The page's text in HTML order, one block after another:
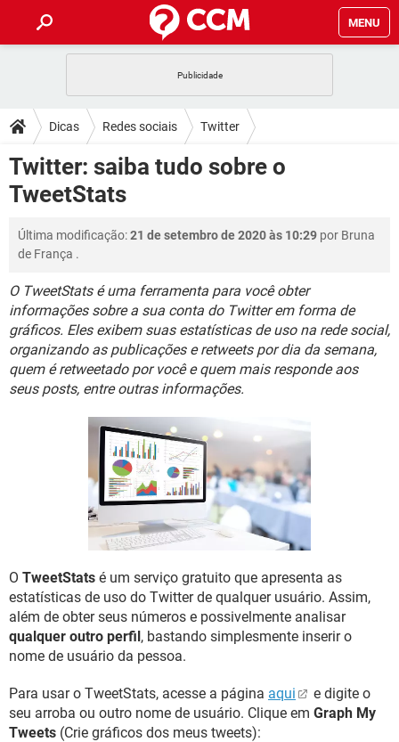
MENU
CELULAR FACEBOOK
OUTLOOK EXCEL
INSTAGRAM
DICAS
JOGOS WHATSAPP
CELULAR FACEBOOK
INSTAGRAM GMAIL
DOWNLOADS
JOGOS
OUTLOOK
INSTAGRAM
GUIA DE COMPRAS
FÓRUM
JOGOS WHATSAPP
OUTLOOK EXCEL
INSTAGRAM GMAIL
GUIA DE COMPRAS
GLOSSÁRIO
JOGOS
CELULAR FACEBOOK
OUTLOOK EXCEL
INSTAGRAM GMAIL
Dicas Redes sociais Twitter
Twitter: saiba tudo sobre o
TweetStats
Última modificação:21 de setembro de 2020 às 10:29 por Bruna
de França .
O TweetStats é uma ferramenta para você obter
informações sobre a sua conta do Twitter em forma de
gráficos. Eles exibem suas estatísticas de uso na rede social,
organizando as publicações e retweets por dia da semana,
quem é retweetado por você e quem mais responde aos
seus posts, entre outras informações.
O TweetStats é um serviço gratuito que apresenta as
estatísticas de uso do Twitter de qualquer usuário. Assim,
além de obter seus números e possivelmente analisar
qualquer outro perfil, bastando simplesmente inserir o
nome de usuário da pessoa.
Para usar o TweetStats, acesse a página aqui
e digite o
seu arroba ou outro nome de usuário. Clique em Graph My
Tweets (Crie gráficos dos meus tweets):